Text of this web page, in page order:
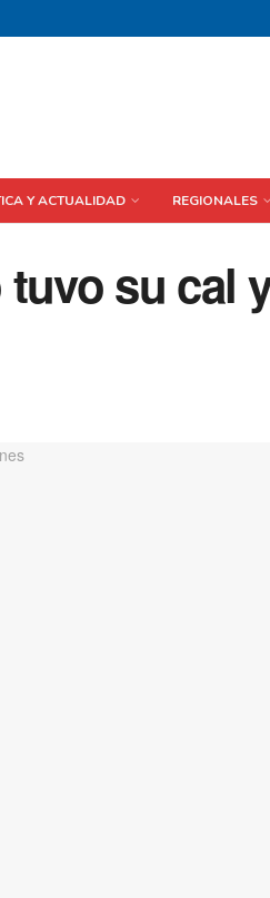
Y ACTUALIDAD REGIONALES
su cal